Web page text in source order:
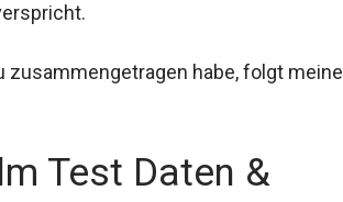
er verspricht.
habe, folgt meine
Test Daten &